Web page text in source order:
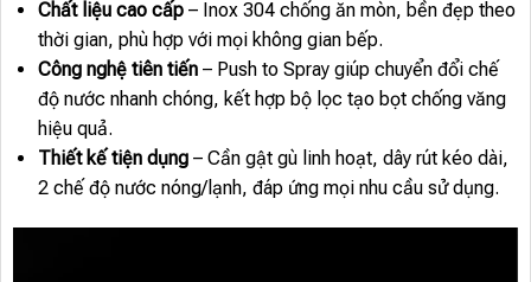
Chất liệu cao cấp– Inox 304 chống ăn mòn, bền đẹp theo
thời gian, phù hợp với mọi không gian bếp.
Công nghệ tiên tiến– Push to Spray giúp chuyển đổi chế
độ nước nhanh chóng, kết hợp bộ lọc tạo bọt chống văng
hiệu quả.
Thiết kế tiện dụng– Cần gật gù linh hoạt, dây rút kéo dài,
2 chế độ nước nóng/lạnh, đáp ứng mọi nhu cầu sử dụng.